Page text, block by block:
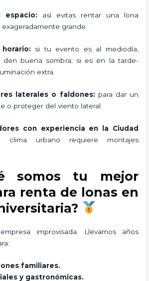
espacio: así evitas rentar una lona
grande.
si tu evento es al mediodía,
den buena sombra; si es en la tarde-
extra.
laterales o faldones:para dar un
o proteger del viento lateral.
con experiencia en la Ciudad
urbano requiere montajes
somos tu mejor
renta de lonas en
improvisada. Llevamos años
familiares.
y gastronómicas.